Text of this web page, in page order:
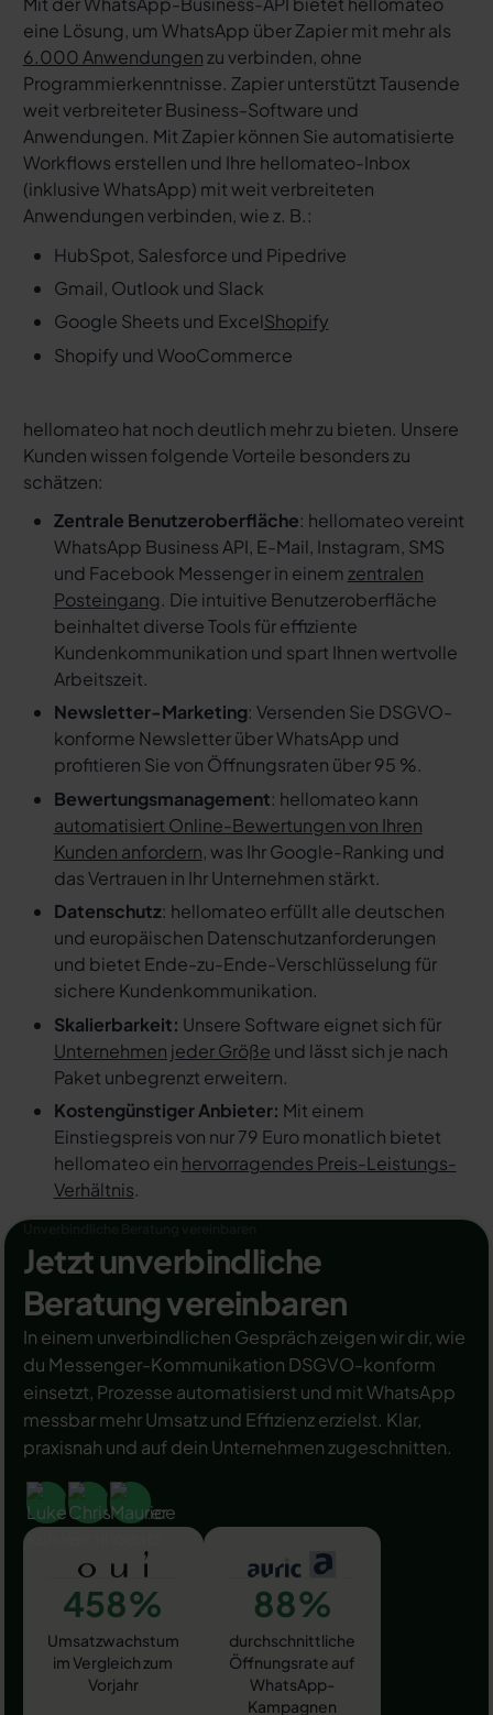
eine Lösung, um WhatsApp über Zapier mit mehr als
6.000 Anwendungenzu verbinden, ohne
Programmierkenntnisse. Zapier unterstützt Tausende
weit verbreiteter Business-Software und
Anwendungen. Mit Zapier können Sie automatisierte
Workflows erstellen und Ihre hellomateo-Inbox
(inklusive WhatsApp) mit weit verbreiteten
Anwendungen verbinden, wie z. B.:
HubSpot, Salesforce und Pipedrive
Gmail, Outlook und Slack
Google Sheets und ExcelShopify
Shopify und WooCommerce
hellomateo hat noch deutlich mehr zu bieten. Unsere
Kunden wissen folgende Vorteile besonders zu
schätzen:
Zentrale Benutzeroberfläche: hellomateo vereint
WhatsApp Business API, E-Mail, Instagram, SMS
und Facebook Messenger in einem zentralen
Posteingang. Die intuitive Benutzeroberfläche
beinhaltet diverse Tools für effiziente
Kundenkommunikation und spart Ihnen wertvolle
Arbeitszeit.
Newsletter-Marketing: Versenden Sie DSGVO-
konforme Newsletter über WhatsApp und
profitieren Sie von Öffnungsraten über 95 %.
Bewertungsmanagement: hellomateo kann
automatisiert Online-Bewertungen von Ihren
Kunden anfordern, was Ihr Google-Ranking und
das Vertrauen in Ihr Unternehmen stärkt.
Datenschutz: hellomateo erfüllt alle deutschen
und europäischen Datenschutzanforderungen
und bietet Ende-zu-Ende-Verschlüsselung für
sichere Kundenkommunikation.
Skalierbarkeit: Unsere Software eignet sich für
Unternehmen jeder Größe und lässt sich je nach
Paket unbegrenzt erweitern.
Kostengünstiger Anbieter: Mit einem
Einstiegspreis von nur 79 Euro monatlich bietet
hellomateo ein hervorragendes Preis-Leistungs-
Verhältnis.
Jetzt unverbindliche
Beratung vereinbaren
In einem unverbindlichen Gespräch zeigen wir dir, wie
du Messenger-Kommunikation DSGVO-konform
einsetzt, Prozesse automatisierst und mit WhatsApp
messbar mehr Umsatz und Effizienz erzielst. Klar,
praxisnah und auf dein Unternehmen zugeschnitten.
458%
Umsatzwachstum
im Vergleich zum
Vorjahr
88%
durchschnittliche
Öffnungsrate auf
WhatsApp-
Kampagnen